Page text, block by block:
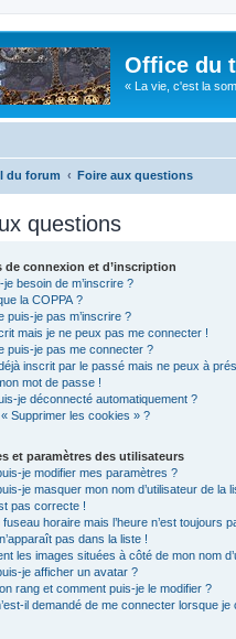
Office du
« La vie, c'est la
du forum Foire aux questions
questions
de connexion et d’inscription
je besoin de m’inscrire ?
la COPPA ?
puis-je pas m’inscrire ?
mais je ne peux pas me connecter !
puis-je pas me connecter ?
inscrit par le passé mais ne peux à
mot de passe !
je déconnecté automatiquement ?
Supprimer les cookies » ?
et paramètres des utilisateurs
je modifier mes paramètres ?
je masquer mon nom d’utilisateur de la
pas correcte !
fuseau horaire mais l’heure n’est toujours
pas dans la liste !
les images situées à côté de mon nom
je afficher un avatar ?
rang et comment puis-je le modifier ?
il demandé de me connecter lorsque